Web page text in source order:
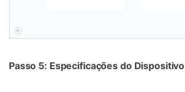
Passo 5: Especificações do